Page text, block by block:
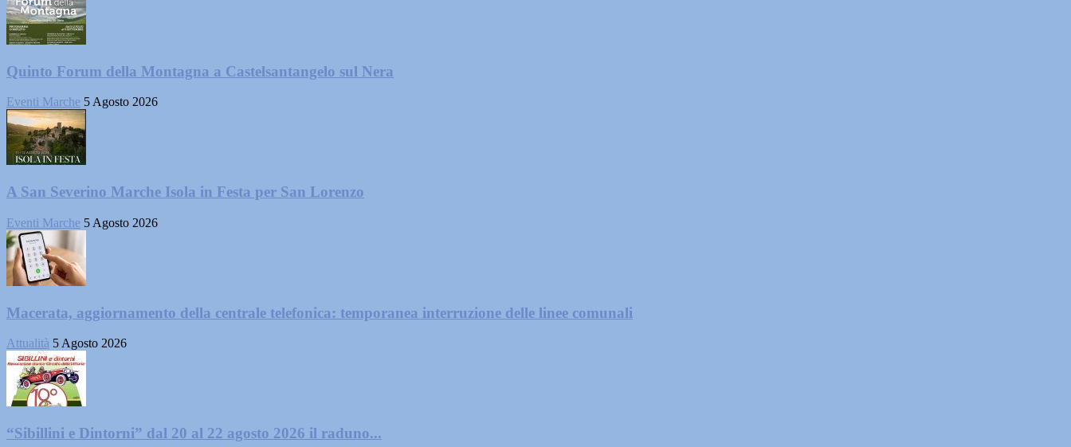
Quinto Forum della Montagna a Castelsantangelo sul Nera
Eventi Marche 5 Agosto 2026
A San Severino Marche Isola in Festa per San Lorenzo
Eventi Marche 5 Agosto 2026
Macerata, aggiornamento della centrale telefonica: temporanea interruzione delle linee comunali
Attualità 5 Agosto 2026
“Sibillini e Dintorni” dal 20 al 22 agosto 2026 il raduno...